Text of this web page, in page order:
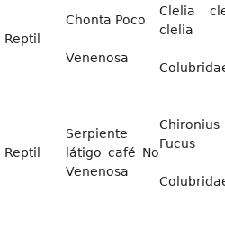
Reptil
Chonta Poco
Venenosa
Clelia
clelia
Reptil
Serpiente
látigo café No
Venenosa
Chironius
Fucus